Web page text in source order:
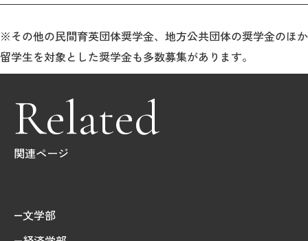
※その他の民間育英団体奨学金、地方公共団体の奨学金のほか
留学生を対象とした奨学金も多数募集があります。
Related
関連ページ
文学部